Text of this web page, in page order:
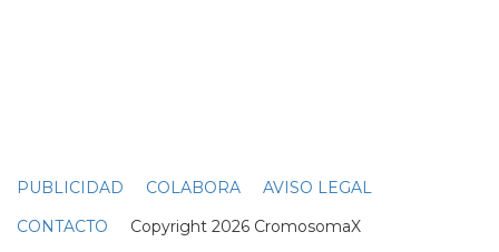
PUBLICIDAD COLABORA
AVISO LEGAL
CONTACTO Copyright 2026 CromosomaX